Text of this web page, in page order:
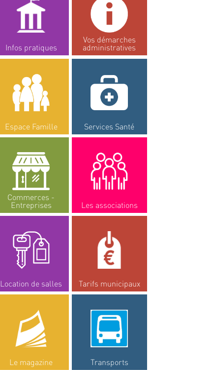
Infos pratiques
Vos démarches
administratives
Espace Famille Services Santé
Commerces -
Entreprises Les associations
Location de salles Tarifs municipaux
Le magazine Transports